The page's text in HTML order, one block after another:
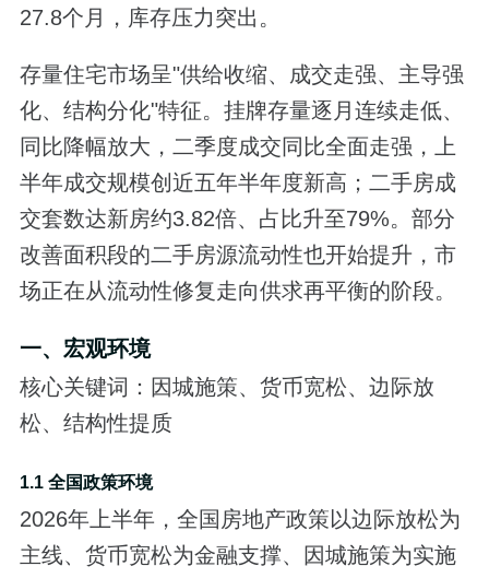
27.8个月，库存压力突出。
存量住宅市场呈"供给收缩、成交走强、主导强
化、结构分化"特征。挂牌存量逐月连续走低、
同比降幅放大，二季度成交同比全面走强，上
半年成交规模创近五年半年度新高；二手房成
交套数达新房约3.82倍、占比升至79%。部分
改善面积段的二手房源流动性也开始提升，市
场正在从流动性修复走向供求再平衡的阶段。
一、宏观环境
核心关键词：因城施策、货币宽松、边际放
松、结构性提质
1.1 全国政策环境
2026年上半年，全国房地产政策以边际放松为
主线、货币宽松为金融支撑、因城施策为实施